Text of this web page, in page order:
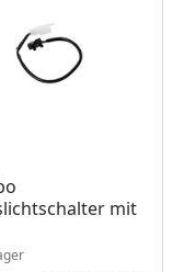
mit
am Lager